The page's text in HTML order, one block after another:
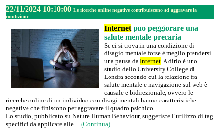
22/11/2024 10:10:00 Le ricerche online negative contribuiscono ad aggravare la
condizione
Internet può peggiorare una
salute mentale precaria
Se ci si trova in una condizione di
disagio mentale forse è meglio prendersi
una pausa da Internet. A dirlo è uno
studio dello University College di
Londra secondo cui la relazione fra
salute mentale e navigazione sul web è
causale e bidirezionale, ovvero le
ricerche online di un individuo con disagi mentali hanno caratteristiche
negative che finiscono per aggravare il quadro psichico.
Lo studio, pubblicato su Nature Human Behaviour, suggerisce l’utilizzo di tag
specifici da applicare alle ... (Continua)